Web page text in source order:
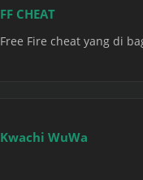
FF CHEAT
Free Fire cheat yang di
Kwachi WuWa